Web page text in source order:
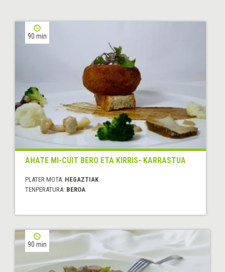
90 min
AHATE MI-CUIT BERO ETA KIRRIS- KARRASTUA
PLATER MOTA: HEGAZTIAK
TENPERATURA: BEROA
90 min